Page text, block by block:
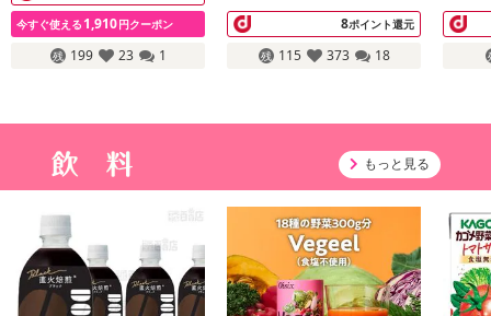
今すぐ使える 1,910円クーポン
199 23 1
8ポイント還元
115 373 18
もっと見る